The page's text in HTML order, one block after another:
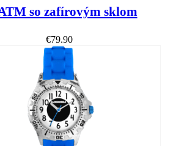
so zafírovým sklom
€79.90